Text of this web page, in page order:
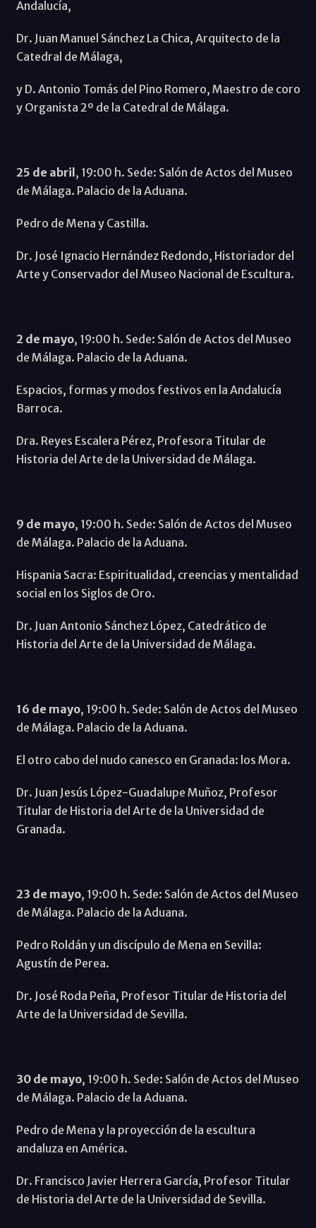
Andalucía,
Dr. Juan Manuel Sánchez La Chica, Arquitecto de la
Catedral de Málaga,
y D. Antonio Tomás del Pino Romero, Maestro de coro
y Organista 2º de la Catedral de Málaga.
25 de abril, 19:00 h. Sede: Salón de Actos del Museo
de Málaga. Palacio de la Aduana.
Pedro de Mena y Castilla.
Dr. José Ignacio Hernández Redondo, Historiador del
Arte y Conservador del Museo Nacional de Escultura.
2 de mayo, 19:00 h. Sede: Salón de Actos del Museo
de Málaga. Palacio de la Aduana.
Espacios, formas y modos festivos en la Andalucía
Barroca.
Dra. Reyes Escalera Pérez, Profesora Titular de
Historia del Arte de la Universidad de Málaga.
9 de mayo, 19:00 h. Sede: Salón de Actos del Museo
de Málaga. Palacio de la Aduana.
Hispania Sacra: Espiritualidad, creencias y mentalidad
social en los Siglos de Oro.
Dr. Juan Antonio Sánchez López, Catedrático de
Historia del Arte de la Universidad de Málaga.
16 de mayo, 19:00 h. Sede: Salón de Actos del Museo
de Málaga. Palacio de la Aduana.
El otro cabo del nudo canesco en Granada: los Mora.
Dr. Juan Jesús López-Guadalupe Muñoz, Profesor
Titular de Historia del Arte de la Universidad de
Granada.
23 de mayo, 19:00 h. Sede: Salón de Actos del Museo
de Málaga. Palacio de la Aduana.
Pedro Roldán y un discípulo de Mena en Sevilla:
Agustín de Perea.
Dr. José Roda Peña, Profesor Titular de Historia del
Arte de la Universidad de Sevilla.
30 de mayo, 19:00 h. Sede: Salón de Actos del Museo
de Málaga. Palacio de la Aduana.
Pedro de Mena y la proyección de la escultura
andaluza en América.
Dr. Francisco Javier Herrera García, Profesor Titular
de Historia del Arte de la Universidad de Sevilla.